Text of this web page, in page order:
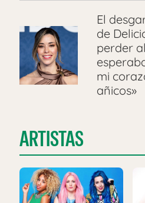
El
de
perder
mi
añicos»
ARTISTAS